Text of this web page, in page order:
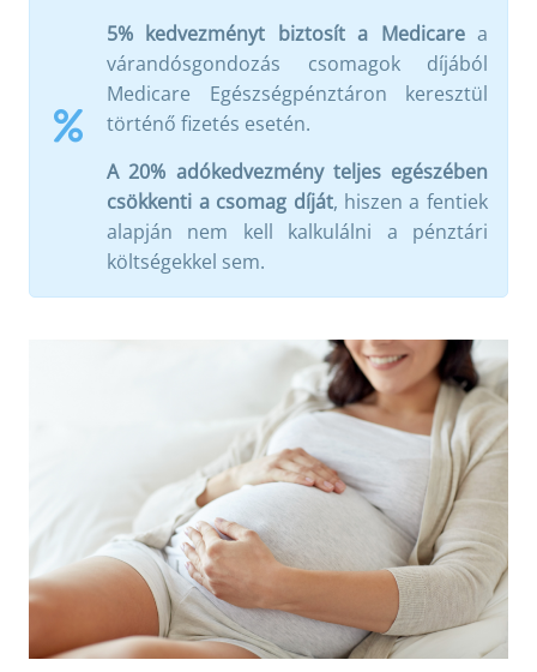
5% kedvezményt biztosít a Medicarea
várandósgondozás csomagok díjából
Medicare Egészségpénztáron keresztül
történő fizetés esetén.
A 20% adókedvezmény teljes egészében
csökkenti a csomag díját, hiszen a fentiek
alapján nem kell kalkulálni a pénztári
költségekkel sem.